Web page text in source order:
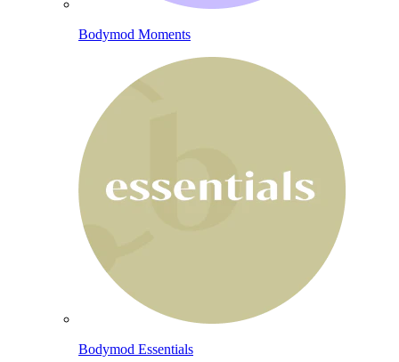
Bodymod Moments
Bodymod Essentials